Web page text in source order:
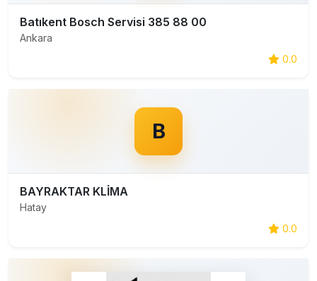
Batıkent Bosch Servisi 385 88 00
Ankara
0.0
B
BAYRAKTAR KLİMA
Hatay
0.0